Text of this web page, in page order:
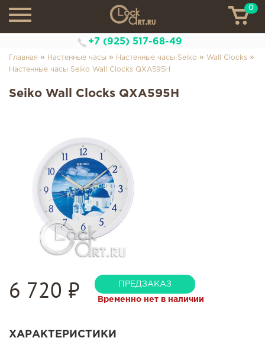
+7 (925) 517-68-49
ТН
0
Главная » Настенные часы » Настенные часы Seiko » Wall Clocks »
Настенные часы Seiko Wall Clocks QXA595H
Seiko Wall Clocks QXA595H
6 720 ₽ ПРЕДЗАКАЗ
Временно нет в наличии
ХАРАКТЕРИСТИКИ